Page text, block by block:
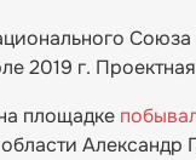
2019 г.
площадке
Александр